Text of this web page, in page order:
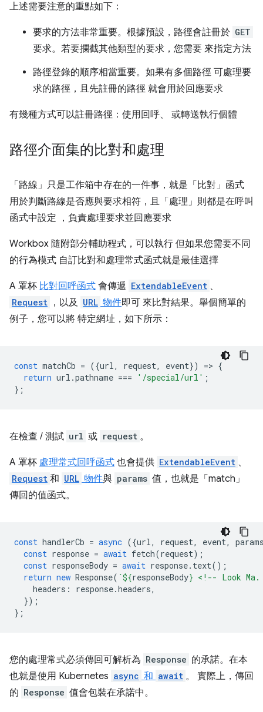
上述需要注意的重點如下：
要求的方法非常重要。根據預設，路徑會註冊於 GET
要求。若要攔截其他類型的要求，您需要 來指定方法
路徑登錄的順序相當重要。如果有多個路徑 可處理要
求的路徑，且先註冊的路徑 就會用於回應要求
有幾種方式可以註冊路徑：使用回呼、 或轉送執行個體
路徑介面集的比對和處理
「路線」只是工作箱中存在的一件事，就是「比對」函式
用於判斷路線是否應與要求相符，且「處理」則都是在呼叫
函式中設定 ，負責處理要求並回應要求
Workbox 隨附部分輔助程式，可以執行 但如果您需要不同
的行為模式 自訂比對和處理常式函式就是最佳選擇
A 罩杯 比對回呼函式 會傳遞 ExtendableEvent 、
Request ，以及 URL 物件即可 來比對結果。舉個簡單的
例子，您可以將 特定網址，如下所示：
const matchCb = ({url, request, event}) => {
return url .pathname === '/special/url' ;
};
在檢查 / 測試 url 或 request 。
A 罩杯 處理常式回呼函式 也會提供 ExtendableEvent 、
Request 和 URL 物件與 params 值，也就是「match」
傳回的值函式。
const handlerCb = async ({url, request, event,
const response = await fetch(request);
const responseBody = await response. text();
return new Response( `${responseBody} <!-- Look Ma.
headers : response.headers,
});
};
您的處理常式必須傳回可解析為 Response 的承諾。在本
也就是使用 Kubernetes async 和 await 。 實際上，傳回
的 Response 值會包裝在承諾中。